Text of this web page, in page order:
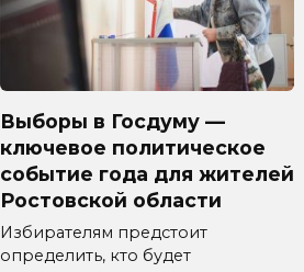
Выборы в Госдуму —
ключевое политическое
событие года для жителей
Ростовской области
Избирателям предстоит
определить, кто будет